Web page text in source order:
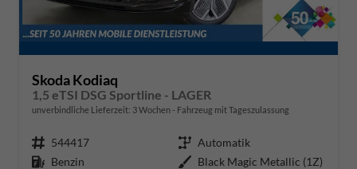
Skoda Kodiaq
1,5 eTSI DSG Sportline - LAGER
unverbindliche Lieferzeit: 3 Wochen Fahrzeug mit Tageszulassung
Fahrzeugnr. 544417 Getriebe Automatik
Kraftstoff Benzin Außenfarbe Black Magic Metallic (1Z)